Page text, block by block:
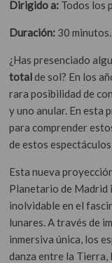
Dirigido a: Todos los
Duración: 30 minutos.
¿Has presenciado
totalde sol? En los
rara posibilidad de
y uno anular. En esta
para comprender
de estos
Esta nueva
Planetario de Madrid
inolvidable en el
lunares. A través de
inmersiva única, los
danza entre la Tierra,